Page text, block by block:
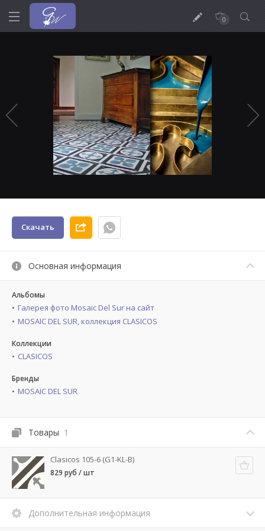
0
Скачать
Основная информация
Альбомы
Галерея фото Mosaic Del Sur на сайт
MOSAIC DEL SUR, коллекция СLASICOS
Коллекции
CLASICOS
Бренды
MOSAIC DEL SUR
Товары 1
Clasicos 105-6 (G1-KL-B)
829 руб / шт
Дополнительная информация